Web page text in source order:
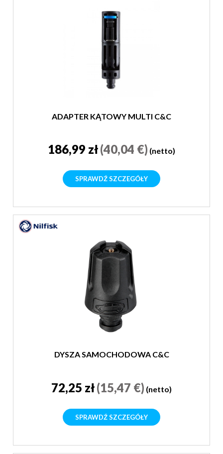
ADAPTER KĄTOWY MULTI C&C
186,99 zł(40,04 €) (netto)
SPRAWDŹ SZCZEGÓŁY
DYSZA SAMOCHODOWA C&C
72,25 zł(15,47 €) (netto)
SPRAWDŹ SZCZEGÓŁY